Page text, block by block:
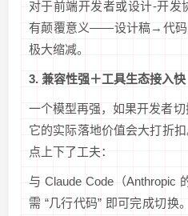
对于前端开发者或设计-开发
有颠覆意义——设计稿→代码
极大缩减。
3. 兼容性强＋工具生态接入快
一个模型再强，如果开发者
它的实际落地价值会大打折
点上下了工夫：
与 Claude Code（Anthropic
需 “几行代码” 即可完成切换